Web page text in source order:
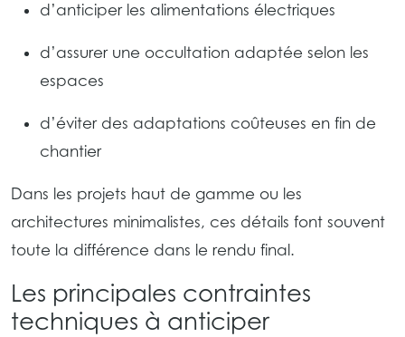
d’anticiper les alimentations électriques
d’assurer une occultation adaptée selon les
espaces
d’éviter des adaptations coûteuses en fin de
chantier
Dans les projets haut de gamme ou les
architectures minimalistes, ces détails font souvent
toute la différence dans le rendu final.
Les principales contraintes
techniques à anticiper